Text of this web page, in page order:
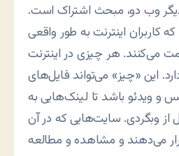
وب دو، مبحث اشتراک است.
کاربران اینترنت به طور واقعی
می‌کنند. هر چیزی در اینترنت
این «چیز» می‌تواند فایل‌های
و ویدئو باشد تا لینک‌هایی به
از وبگردی. سایت‌هایی که در آن
می‌دهند و مشاهده و مطالعه